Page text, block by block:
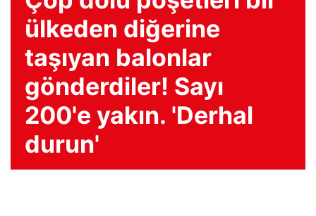
ülkeden diğerine
taşıyan balonlar
gönderdiler! Sayı
200'e yakın. 'Derhal
durun'